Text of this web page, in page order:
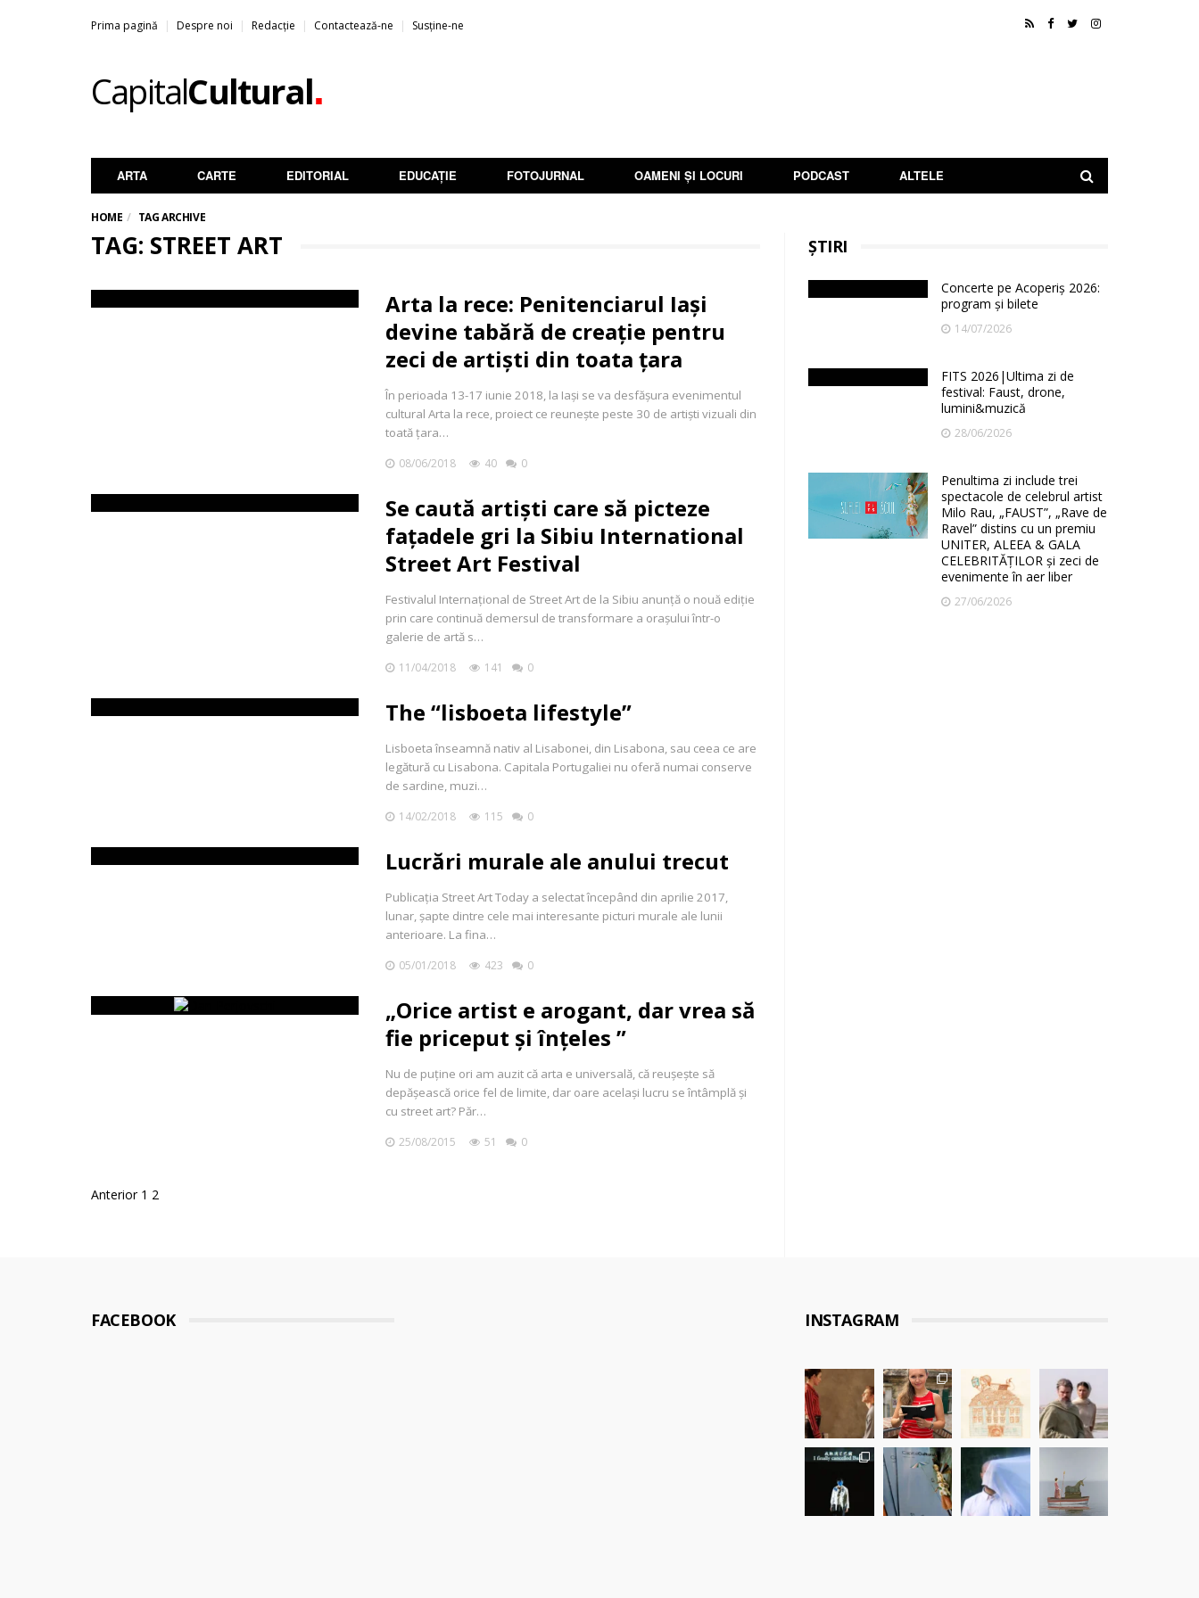
Prima pagină Despre noi Redacție Contactează-ne Susține-ne
CapitalCultural.
ARTA CARTE EDITORIAL EDUCAȚIE FOTOJURNAL OAMENI ȘI LOCURI PODCAST ALTELE
HOME TAG ARCHIVE
TAG: STREET ART
Arta la rece: Penitenciarul Iași
devine tabără de creație pentru
zeci de artiști din toata țara
În perioada 13-17 iunie 2018, la Iași se va desfășura evenimentul
cultural Arta la rece, proiect ce reunește peste 30 de artiști vizuali din
toată țara…
08/06/2018 40 0
Se caută artiști care să picteze
fațadele gri la Sibiu International
Street Art Festival
Festivalul Internațional de Street Art de la Sibiu anunță o nouă ediție
prin care continuă demersul de transformare a orașului într-o
galerie de artă s…
11/04/2018 141 0
The “lisboeta lifestyle”
Lisboeta înseamnă nativ al Lisabonei, din Lisabona, sau ceea ce are
legătură cu Lisabona. Capitala Portugaliei nu oferă numai conserve
de sardine, muzi…
14/02/2018 115 0
Lucrări murale ale anului trecut
Publicația Street Art Today a selectat începând din aprilie 2017,
lunar, șapte dintre cele mai interesante picturi murale ale lunii
anterioare. La fina…
05/01/2018 423 0
„Orice artist e arogant, dar vrea să
fie priceput și înțeles ”
Nu de puține ori am auzit că arta e universală, că reușește să
depășească orice fel de limite, dar oare același lucru se întâmplă și
cu street art? Păr…
25/08/2015 51 0
Posts
Anterior 1 2
ȘTIRI
Concerte pe Acoperiș 2026:
program și bilete
14/07/2026
FITS 2026|Ultima zi de
festival: Faust, drone,
lumini&muzică
28/06/2026
Penultima zi include trei
spectacole de celebrul artist
Milo Rau, „FAUST”, „Rave de
Ravel” distins cu un premiu
UNITER, ALEEA & GALA
CELEBRITĂȚILOR și zeci de
evenimente în aer liber
27/06/2026
FACEBOOK INSTAGRAM